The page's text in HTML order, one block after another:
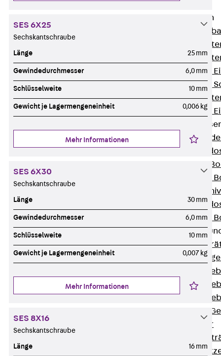
Einbaueinheiten
Nivellierbare
Nivellierbare
Nivellierbare
Zurück
Zubehör für
Nivellierbare
Zubehör für
Nivellierbare
Gerätebecher
Zurück
Runde
Eckige
Eckige
Zubehör für
Geräteträger
SES 6X25
Sechskantschraube
Länge 25 mm
Gewindedurchmesser 6,0 mm
Schlüsselweite 10 mm
Gewicht je Lagermengeneinheit 0,006 kg
Mehr Informationen
SES 6X30
Sechskantschraube
Länge 30 mm
Gewindedurchmesser 6,0 mm
Schlüsselweite 10 mm
Gewicht je Lagermengeneinheit 0,007 kg
Mehr Informationen
SES 8X16
Sechskantschraube
Länge 16 mm